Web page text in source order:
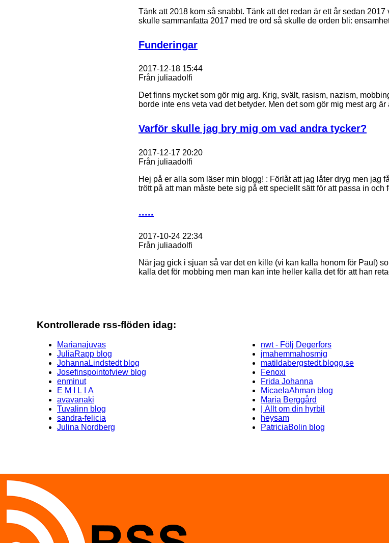
​Tänk att 2018 kom så snabbt. Tänk att det redan är ett år sedan
skulle sammanfatta 2017 med tre ord så skulle de orden bli:
Funderingar
2017-12-18 15:44
Från juliaadolfi
Det finns mycket som gör mig arg. Krig, svält, rasism, nazism,
borde inte ens veta vad det betyder. Men det som gör mig mest arg
Varför skulle jag bry mig om vad andra tycker?
2017-12-17 20:20
Från juliaadolfi
Hej på er alla som läser min blogg! : Förlåt att jag låter dryg men jag
trött på att man måste bete sig på ett speciellt sätt för att passa in och
.....
2017-10-24 22:34
Från juliaadolfi
När jag gick i sjuan så var det en kille (vi kan kalla honom för Paul)
kalla det för mobbing men man kan inte heller kalla det för att han
Kontrollerade rss-flöden idag:
Marianajuvas
JuliaRapp blog
JohannaLindstedt blog
Josefinspointofview blog
enminut
E M I L I A
avavanaki
Tuvalinn blog
sandra-felicia
Julina Nordberg
nwt - Följ Degerfors
jmahemmahosmig
matildabergstedt.blogg.se
Fenoxi
Frida Johanna
MicaelaAhman blog
Maria Berggård
| Allt om din hyrbil
heysam
PatriciaBolin blog